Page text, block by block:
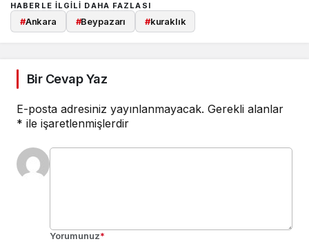
HABERLE ILGILI DAHA FAZLASI
#Ankara #Beypazarı #kuraklık
Bir Cevap Yaz
E-posta adresiniz yayınlanmayacak. Gerekli alanlar
* ile işaretlenmişlerdir
Yorumunuz*